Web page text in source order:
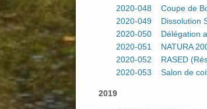
2020-048 Coupe de
2020-049 Dissolution
2020-050 Délégation
2020-051 NATURA
2020-052 RASED
2020-053 Salon de
2019